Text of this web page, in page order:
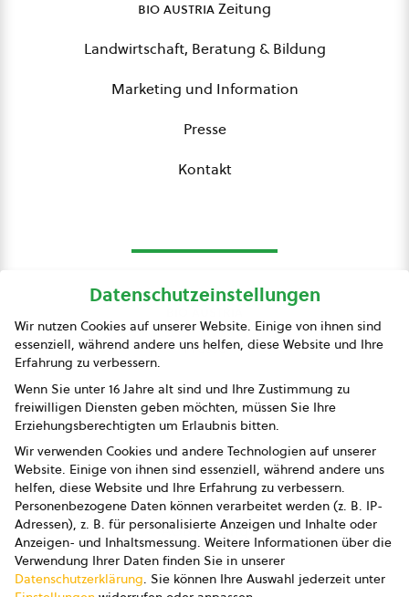
bio austriaZeitung
Landwirtschaft, Beratung & Bildung
Marketing und Information
Presse
Kontakt
Presse
Impressum
Datenschutz
AGB
AGB Marketing GmbH
AGB Bildung
Newsletter
Datenschutzeinstellungen
Wir nutzen Cookies auf unserer Website. Einige von ihnen sind
essenziell, während andere uns helfen, diese Website und Ihre
Erfahrung zu verbessern.
Wenn Sie unter 16 Jahre alt sind und Ihre Zustimmung zu
freiwilligen Diensten geben möchten, müssen Sie Ihre
Erziehungsberechtigten um Erlaubnis bitten.
Wir verwenden Cookies und andere Technologien auf unserer
Website. Einige von ihnen sind essenziell, während andere uns
helfen, diese Website und Ihre Erfahrung zu verbessern.
Personenbezogene Daten können verarbeitet werden (z. B. IP-
Adressen), z. B. für personalisierte Anzeigen und Inhalte oder
Anzeigen- und Inhaltsmessung. Weitere Informationen über die
Verwendung Ihrer Daten finden Sie in unserer
Datenschutzerklärung. Sie können Ihre Auswahl jederzeit unter